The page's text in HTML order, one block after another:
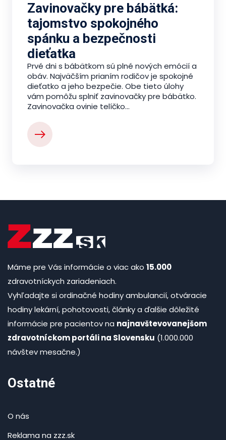
Zavinovačky pre bábätká:
tajomstvo spokojného
spánku a bezpečnosti
dieťatka
Prvé dni s bábätkom sú plné nových emócií a
obáv. Najväčším prianím rodičov je spokojné
dieťatko a jeho bezpečie. Obe tieto úlohy
vám pomôžu splniť zavinovačky pre bábätko.
Zavinovačka ovinie telíčko...
Máme pre Vás informácie o viac ako 15.000
zdravotníckych zariadeniach.
Vyhľadajte si ordinačné hodiny ambulancií, otváracie
hodiny lekární, pohotovosti, články a ďalšie dôležité
informácie pre pacientov na najnavštevovanejšom
zdravotníckom portáli na Slovensku (1.000.000
návštev mesačne.)
Ostatné
O nás
Reklama na zzz.sk